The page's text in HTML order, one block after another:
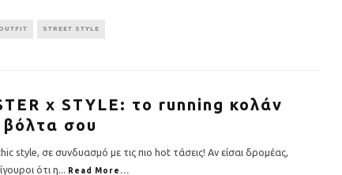
STREET STYLE
x STYLE: το running κολάν
βόλτα σου
style, σε συνδυασμό με τις πιο hot τάσεις! Αν είσαι δρομέας,
ότι η... Read More...
σε όργανα
το σπίτι (+τι
χρονιά στον 13o
Ημιμαραθώνιο της Αθήνας